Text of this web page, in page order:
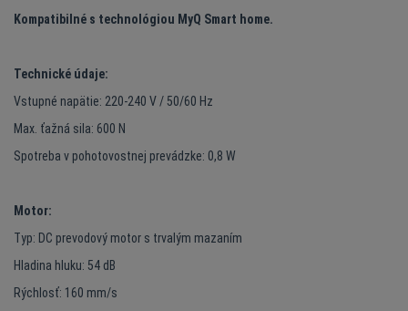
Kompatibilné s technológiou MyQ Smart home.
Technické údaje:
Vstupné napätie: 220-240 V / 50/60 Hz
Max. ťažná sila: 600 N
Spotreba v pohotovostnej prevádzke: 0,8 W
Motor:
Typ: DC prevodový motor s trvalým mazaním
Hladina hluku: 54 dB
Rýchlosť: 160 mm/s